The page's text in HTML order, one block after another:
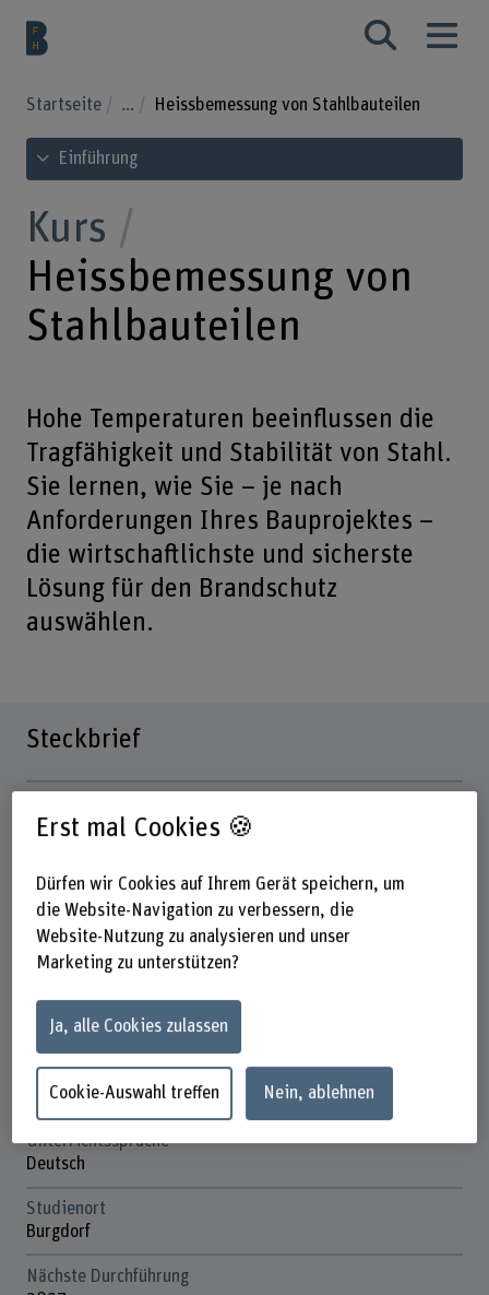
Startseite ... Heissbemessung von Stahlbauteilen
Inhaltsverzeichnis ansehen
Einführung
Kurs
Heissbemessung von
Stahlbauteilen
Hohe Temperaturen beeinflussen die
Tragfähigkeit und Stabilität von Stahl.
Sie lernen, wie Sie – je nach
Anforderungen Ihres Bauprojektes –
die wirtschaftlichste und sicherste
Lösung für den Brandschutz
auswählen.
Steckbrief
Kursabschluss
24 Lektionen
Unterrichtstage
3 Tage
Anmeldefrist
4 Wochen vor Kursbeginn
Kosten
CHF 2250.-
Unterrichtssprache
Deutsch
Studienort
Burgdorf
Nächste Durchführung
Erst mal Cookies 🍪
Dürfen wir Cookies auf Ihrem Gerät speichern, um
die Website-Navigation zu verbessern, die
Website-Nutzung zu analysieren und unser
Marketing zu unterstützen?
Ja, alle Cookies zulassen
Cookie-Auswahl treffen Nein, ablehnen